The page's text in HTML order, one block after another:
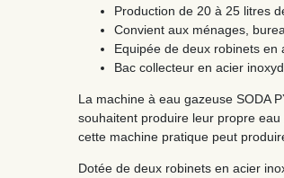
Production de 20 à 25 litres
Convient aux ménages,
Equipée de deux robinets
Bac collecteur en acier
La machine à eau gazeuse SODA
souhaitent produire leur propre
cette machine pratique peut
Dotée de deux robinets en acier